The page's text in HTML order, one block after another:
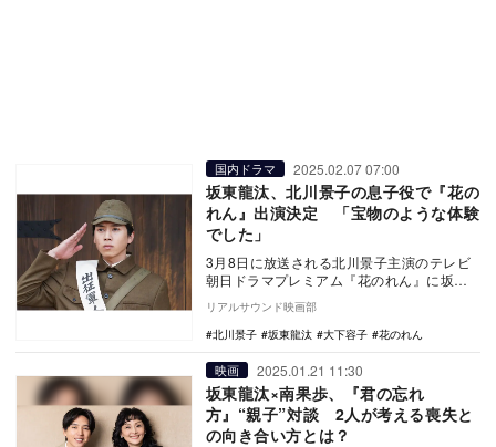
国内ドラマ 2025.02.07 07:00
坂東龍汰、北川景子の息子役で『花の
れん』出演決定 「宝物のような体験
でした」
3月8日に放送される北川景子主演のテレビ
朝日ドラマプレミアム『花のれん』に坂東
龍汰が出演することが決定した。 『白い
巨塔』『…
リアルサウンド映画部
北川景子
坂東龍汰 大下容子 花のれん
映画 2025.01.21 11:30
坂東龍汰×南果歩、『君の忘れ
方』“親子”対談 2人が考える喪失と
の向き合い方とは？